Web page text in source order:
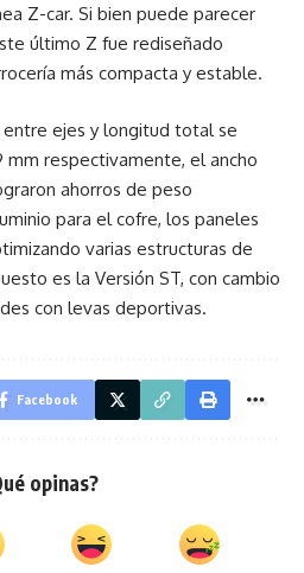
Z-car. Si bien puede parecer
último Z fue rediseñado
más compacta y estable.
ejes y longitud total se
mm respectivamente, el ancho
ahorros de peso
para el cofre, los paneles
varias estructuras de
es la Versión ST, con cambio
con levas deportivas.
Facebook
opinas?